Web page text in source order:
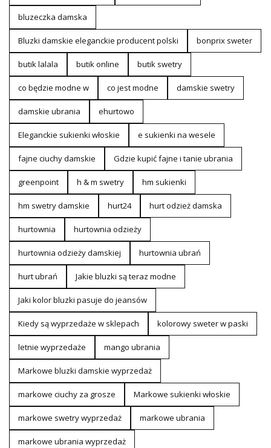
bluzeczka damska
Bluzki damskie eleganckie producent polski bonprix sweter
butik lalala butik online butik swetry
co będzie modne w co jest modne damskie swetry
damskie ubrania ehurtowo
Eleganckie sukienki włoskie e sukienki na wesele
fajne ciuchy damskie Gdzie kupić fajne i tanie ubrania
greenpoint h & m swetry hm sukienki
hm swetry damskie hurt24 hurt odzież damska
hurtownia hurtownia odzieży
hurtownia odzieży damskiej hurtownia ubrań
hurt ubrań Jakie bluzki są teraz modne
Jaki kolor bluzki pasuje do jeansów
Kiedy są wyprzedaże w sklepach kolorowy sweter w paski
letnie wyprzedaże mango ubrania
Markowe bluzki damskie wyprzedaż
markowe ciuchy za grosze Markowe sukienki włoskie
markowe swetry wyprzedaż markowe ubrania
markowe ubrania wyprzedaż